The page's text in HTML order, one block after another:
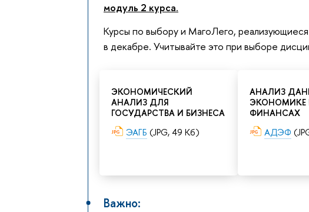
модуль 2 курса.
Курсы по выбору и МагоЛего,
в декабре. Учитывайте это при выборе
ЭКОНОМИЧЕСКИЙ
АНАЛИЗ ДЛЯ
ГОСУДАРСТВА И БИЗНЕСА
ЭАГБ (JPG, 49 Кб)
АНАЛИЗ
ЭКОНОМИКЕ
ФИНАНСАХ
АДЭФ
Важно: